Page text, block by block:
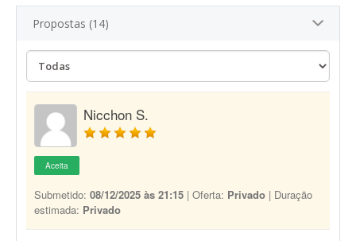
Propostas (14)
Nicchon S.
Aceita
Submetido: 08/12/2025 às 21:15 | Oferta: Privado | Duração
estimada: Privado